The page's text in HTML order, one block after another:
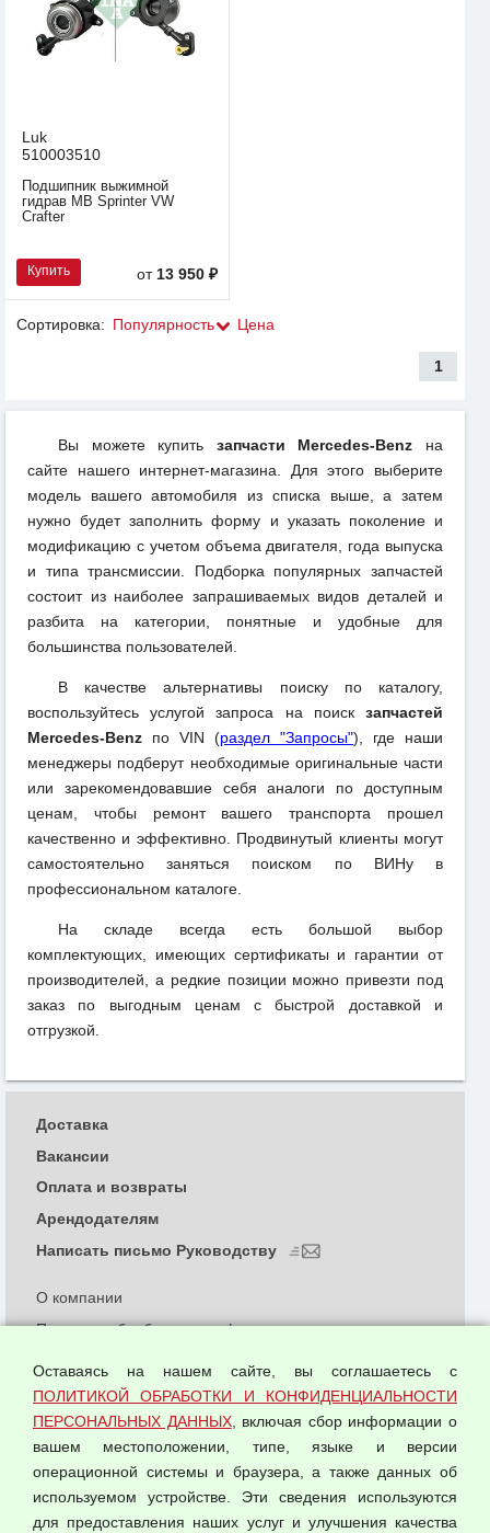
Luk
510003510
Подшипник выжимной
гидрав MB Sprinter VW
Crafter
Купить от 13 950 ₽
Сортировка: Популярность Цена
1
Вы можете купить запчасти Mercedes-Benz на
сайте нашего интернет-магазина. Для этого выберите
модель вашего автомобиля из списка выше, а затем
нужно будет заполнить форму и указать поколение и
модификацию с учетом объема двигателя, года выпуска
и типа трансмиссии. Подборка популярных запчастей
состоит из наиболее запрашиваемых видов деталей и
разбита на категории, понятные и удобные для
большинства пользователей.
В качестве альтернативы поиску по каталогу,
воспользуйтесь услугой запроса на поиск запчастей
Mercedes-Benz по VIN (раздел "Запросы"), где наши
менеджеры подберут необходимые оригинальные части
или зарекомендовавшие себя аналоги по доступным
ценам, чтобы ремонт вашего транспорта прошел
качественно и эффективно. Продвинутый клиенты могут
самостоятельно заняться поиском по ВИНу в
профессиональном каталоге.
На складе всегда есть большой выбор
комплектующих, имеющих сертификаты и гарантии от
производителей, а редкие позиции можно привезти под
заказ по выгодным ценам с быстрой доставкой и
отгрузкой.
О компании
Политика обработки и конфиденциальности
Согласием на обработку персональных данных
Оферта оптовой купли-продажи
Публичная оферта
Доставка
Вакансии
Оплата и возвраты
Арендодателям
Написать письмо Руководству
Оставаясь на нашем сайте, вы соглашаетесь с
ПОЛИТИКОЙ ОБРАБОТКИ И КОНФИДЕНЦИАЛЬНОСТИ
ПЕРСОНАЛЬНЫХ ДАННЫХ, включая сбор информации о
вашем местоположении, типе, языке и версии
операционной системы и браузера, а также данных об
используемом устройстве. Эти сведения используются
для предоставления наших услуг и улучшения качества